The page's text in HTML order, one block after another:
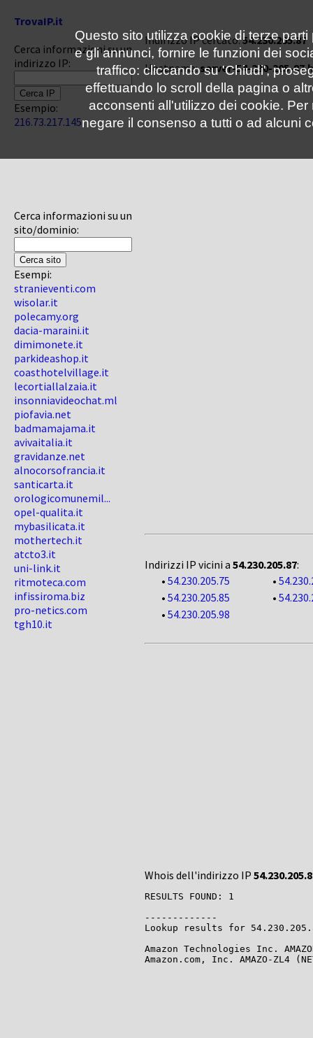
TrovaIP.it
Cerca informazioni su un
indirizzo IP:
Esempio:
216.73.217.145
Cerca informazioni su un
sito/dominio:
Esempi:
stranieventi.com
wisolar.it
polecamy.org
dacia-maraini.it
dimimonete.it
parkideashop.it
coasthotelvillage.it
lecortiallalzaia.it
insonniavideochat.ml
piofavia.net
badmamajama.it
avivaitalia.it
gravidanze.net
alnocorsofrancia.it
santicarta.it
orologicomunemil...
opel-qualita.it
mybasilicata.it
mothertech.it
atcto3.it
uni-link.it
ritmoteca.com
infissiroma.biz
pro-netics.com
tgh10.it
Indirizzo IP cercato:54.230.205.87
Hostname:server-54-230-205-
Indirizzi IP vicini a 54.230.205.87:
• 54.230.205.75 •
• 54.230.205.85 •
• 54.230.205.98
Whois dell'indirizzo IP
RESULTS FOUND: 1
-------------
Lookup results for
Amazon Technologies Inc.
Amazon.com, Inc. AMAZO-ZL4
Questo sito utilizza cookie di terze
e gli annunci, fornire le funzioni dei
traffico: cliccando su 'Chiudi',
effettuando lo scroll della pagina o
acconsenti all'utilizzo dei cookie.
negare il consenso a tutti o ad alcuni